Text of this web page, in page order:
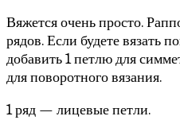
Вяжется очень просто.
рядов. Если будете вязать
добавить 1 петлю для
для поворотного вязания.
1 ряд — лицевые петли.